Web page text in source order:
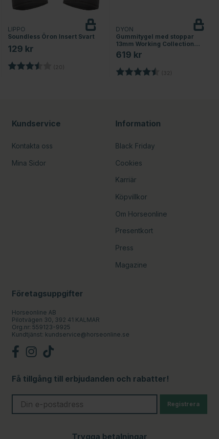
LIPPO
Soundless Öron Insert Svart
129 kr
Betyg: (20)
DYON
Gummitygel med stoppar
13mm Working Collection
Brun
619 kr
Betyg: (32)
Kundservice
Kontakta oss
Mina Sidor
Information
Black Friday
Cookies
Karriär
Köpvillkor
Om Horseonline
Presentkort
Press
Magazine
Företagsuppgifter
Horseonline AB
Pilotvägen 30, 392 41 KALMAR
Org.nr: 559123-9925
Kundtjänst: kundservice@horseonline.se
Få tillgång till erbjudanden och rabatter!
Registrera
Trygga betalningar